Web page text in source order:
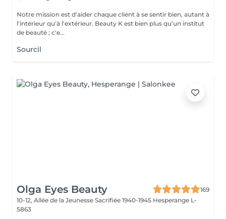
Notre mission est d'aider chaque client à se sentir bien, autant à
l'intérieur qu'à l'extérieur. Beauty K est bien plus qu'un institut
de beauté ; c'e...
Sourcil
Olga Eyes Beauty
169
10-12, Allée de la Jeunesse Sacrifiée 1940-1945 Hesperange L-
5863